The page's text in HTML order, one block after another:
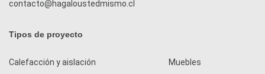
contacto@hagaloustedmismo.cl
Tipos de proyecto
Calefacción y aislación
Muebles